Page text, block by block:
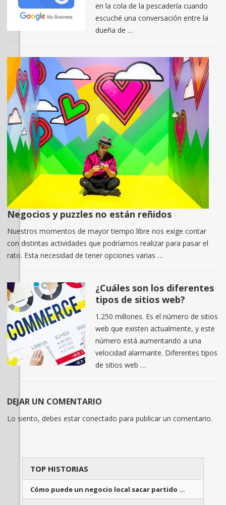
en la cola de la pescadería cuando
escuché una conversación entre la
dueña de …
Negocios y puzzles no están reñidos
Nuestros momentos de mayor tiempo libre nos exige contar
con distintas actividades que podríamos realizar para pasar el
rato. Esta necesidad de tener opciones varias …
¿Cuáles son los diferentes
tipos de sitios web?
1.250 millones. Es el número de sitios
web que existen actualmente, y este
número está aumentando a una
velocidad alarmante. Diferentes tipos
de sitios web …
DEJAR UN COMENTARIO
Lo siento, debes estar conectado para publicar un comentario.
TOP HISTORIAS
Cómo puede un negocio local sacar partido …